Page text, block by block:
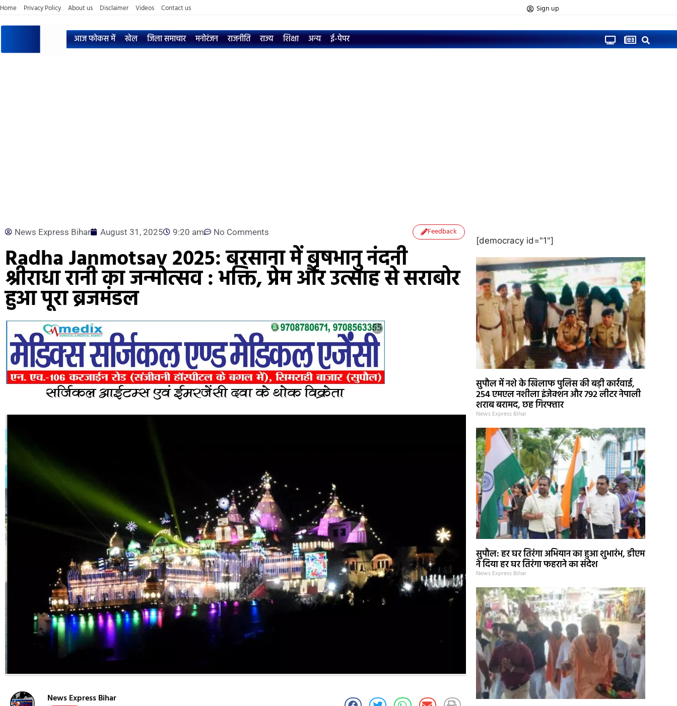
Home Privacy Policy About us Disclaimer Videos Contact us Sign up
आज फोकस में खेल जिला समाचार मनोरंजन राजनीति राज्य शिक्षा अन्य ई-पेपर
News Express Bihar August 31, 2025 9:20 am No Comments Feedback
Radha Janmotsav 2025: बरसाना में बृषभानु नंदनी
श्रीराधा रानी का जन्मोत्सव : भक्ति, प्रेम और उत्साह से सराबोर
हुआ पूरा ब्रजमंडल
News Express Bihar
[democracy id="1"]
सुपौल में नशे के खिलाफ पुलिस की बड़ी कार्रवाई,
254 एमएल नशीला इंजेक्शन और 792 लीटर नेपाली
शराब बरामद, छह गिरफ्तार
News Express Bihar
सुपौल: हर घर तिरंगा अभियान का हुआ शुभारंभ, डीएम
ने दिया हर घर तिरंगा फहराने का संदेश
News Express Bihar